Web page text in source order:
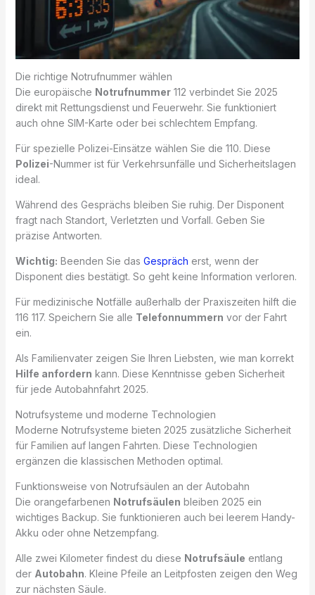
Die richtige Notrufnummer wählen
Die europäische Notrufnummer112 verbindet Sie 2025
direkt mit Rettungsdienst und Feuerwehr. Sie funktioniert
auch ohne SIM-Karte oder bei schlechtem Empfang.
Für spezielle Polizei-Einsätze wählen Sie die 110. Diese
Polizei-Nummer ist für Verkehrsunfälle und Sicherheitslagen
ideal.
Während des Gesprächs bleiben Sie ruhig. Der Disponent
fragt nach Standort, Verletzten und Vorfall. Geben Sie
präzise Antworten.
Wichtig: Beenden Sie das Gespräch erst, wenn der
Disponent dies bestätigt. So geht keine Information verloren.
Für medizinische Notfälle außerhalb der Praxiszeiten hilft die
116 117. Speichern Sie alle Telefonnummern vor der Fahrt
ein.
Als Familienvater zeigen Sie Ihren Liebsten, wie man korrekt
Hilfe anfordern kann. Diese Kenntnisse geben Sicherheit
für jede Autobahnfahrt 2025.
Notrufsysteme und moderne Technologien
Moderne Notrufsysteme bieten 2025 zusätzliche Sicherheit
für Familien auf langen Fahrten. Diese Technologien
ergänzen die klassischen Methoden optimal.
Funktionsweise von Notrufsäulen an der Autobahn
Die orangefarbenen Notrufsäulen bleiben 2025 ein
wichtiges Backup. Sie funktionieren auch bei leerem Handy-
Akku oder ohne Netzempfang.
Alle zwei Kilometer findest du diese Notrufsäule entlang
der Autobahn. Kleine Pfeile an Leitpfosten zeigen den Weg
zur nächsten Säule.